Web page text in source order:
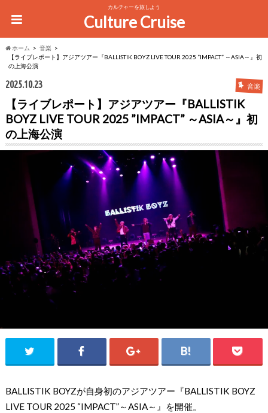
カルチャーを旅しよう
Culture Cruise
ホーム
音楽
【ライブレポート】アジアツアー『BALLISTIK BOYZ LIVE TOUR 2025 ”IMPACT” ～ASIA～』初
の上海公演
2025.10.23 音楽
【ライブレポート】アジアツアー『BALLISTIK
BOYZ LIVE TOUR 2025 ”IMPACT” ～ASIA～』初
の上海公演
BALLISTIK BOYZが自身初のアジアツアー『BALLISTIK BOYZ
LIVE TOUR 2025 “IMPACT”～ASIA～』を開催。